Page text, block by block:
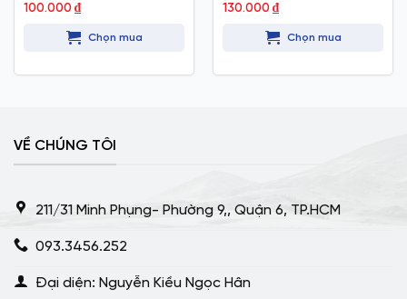
100.000 ₫
Chọn mua
130.000 ₫
Chọn mua
VỀ CHÚNG TÔI
211/31 Minh Phụng- Phường 9,, Quận 6, TP.HCM
093.3456.252
Đại diện: Nguyễn Kiều Ngọc Hân